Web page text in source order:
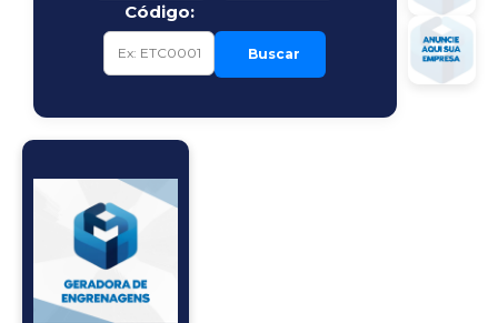
Código:
Buscar